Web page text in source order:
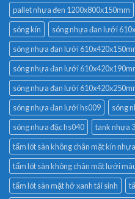
pallet nhựa đen 1200x800x150mm
sóng kín
sóng nhựa đan lưới
sóng nhựa đan lưới
sóng nhựa đan lưới
sóng nhựa đan lưới
sóng nhựa đan lưới hs009
sóng
sóng nhựa đặc hs040
tank nhựa
tấm lót sàn không chân mặt kín
tấm lót sàn không chân mặt lưới
tấm lót sàn mặt hở xanh tái sinh